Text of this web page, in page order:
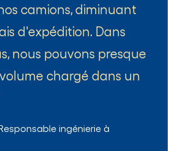
camions, diminuant
d'expédition. Dans
nous pouvons presque
chargé dans un
ingénierie à